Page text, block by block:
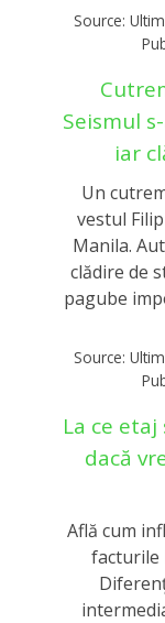
Source:
Seismul
iar
Un
vestul
Manila.
clădire de
pagube
Source:
La ce
dacă
Află cum
facturile